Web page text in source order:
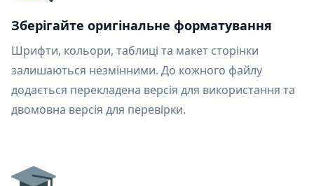
Зберігайте оригінальне форматування
Шрифти, кольори, таблиці та макет сторінки
залишаються незмінними. До кожного файлу
додається перекладена версія для використання та
двомовна версія для перевірки.